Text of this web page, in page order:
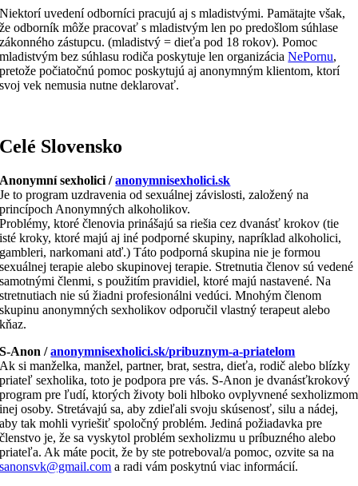
Niektorí uvedení odborníci pracujú aj s mladistvými. Pamätajte však,
že odborník môže pracovať s mladistvým len po predošlom súhlase
zákonného zástupcu. (mladistvý = dieťa pod 18 rokov). Pomoc
mladistvým bez súhlasu rodiča poskytuje len organizáciaNePornu,
pretože počiatočnú pomoc poskytujú aj anonymným klientom, ktorí
svoj vek nemusia nutne deklarovať.
Celé Slovensko
Anonymní sexholici /anonymnisexholici.sk
Je to program uzdravenia od sexuálnej závislosti, založený na
princípoch Anonymných alkoholikov.
Problémy, ktoré členovia prinášajú sa riešia cez dvanásť krokov (tie
isté kroky, ktoré majú aj iné podporné skupiny, napríklad alkoholici,
gambleri, narkomani atď.) Táto podporná skupina nie je formou
sexuálnej terapie alebo skupinovej terapie. Stretnutia členov sú vedené
samotnými členmi, s použitím pravidiel, ktoré majú nastavené. Na
stretnutiach nie sú žiadni profesionálni vedúci. Mnohým členom
skupinu anonymných sexholikov odporučil vlastný terapeut alebo
kňaz.
S-Anon /anonymnisexholici.sk/pribuznym-a-priatelom
Ak si manželka, manžel, partner, brat, sestra, dieťa, rodič alebo blízky
priateľ sexholika, toto je podpora pre vás. S-Anon je dvanásťkrokový
program pre ľudí, ktorých životy boli hlboko ovplyvnené sexholizmom
inej osoby. Stretávajú sa, aby zdieľali svoju skúsenosť, silu a nádej,
aby tak mohli vyriešiť spoločný problém. Jediná požiadavka pre
členstvo je, že sa vyskytol problém sexholizmu u príbuzného alebo
priateľa. Ak máte pocit, že by ste potreboval/a pomoc, ozvite sa na
sanonsvk@gmail.com a radi vám poskytnú viac informácií.